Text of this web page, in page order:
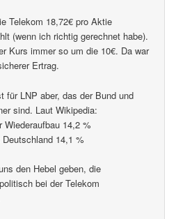
Telekom 18,72€ pro Aktie
(wenn ich richtig gerechnet habe).
Kurs immer so um die 10€. Da war
Ertrag.
für LNP aber, das der Bund und
sind. Laut Wikipedia:
Wiederaufbau 14,2 %
14,1 %
den Hebel geben, die
bei der Telekom